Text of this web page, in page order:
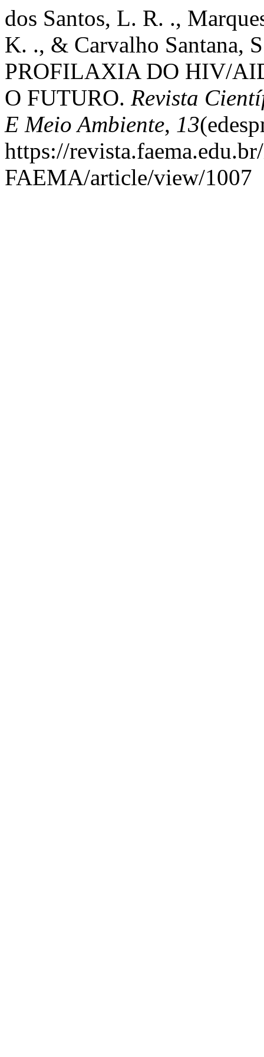
dos Santos, L. R. .,
K. ., & Carvalho Santana,
PROFILAXIA DO HIV/
O FUTURO. Revista
E Meio Ambiente, 13
https://
FAEMA/article/view/1007